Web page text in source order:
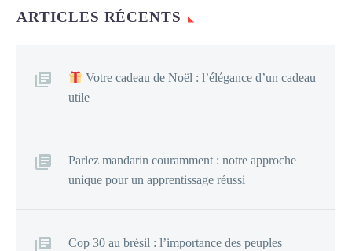
ARTICLES RÉCENTS
Votre cadeau de Noël : l’élégance d’un cadeau
utile
Parlez mandarin couramment : notre approche
unique pour un apprentissage réussi
Cop 30 au brésil : l’importance des peuples